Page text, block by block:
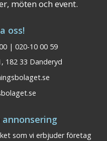
möten och event.
oss!
| 020-10 00 59
182 33 Danderyd
som vi erbjuder företag